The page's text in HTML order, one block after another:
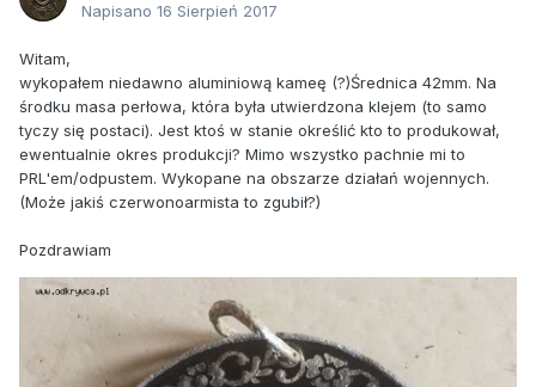
Napisano 16 Sierpień 2017
Witam,
wykopałem niedawno aluminiową kameę (?)Średnica 42mm. Na
środku masa perłowa, która była utwierdzona klejem (to samo
tyczy się postaci). Jest ktoś w stanie określić kto to produkował,
ewentualnie okres produkcji? Mimo wszystko pachnie mi to
PRL'em/odpustem. Wykopane na obszarze działań wojennych.
(Może jakiś czerwonoarmista to zgubił?)
Pozdrawiam